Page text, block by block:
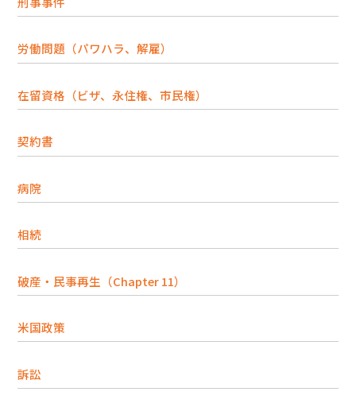
労働問題（パワハラ、解雇）
在留資格（ビザ、永住権、市民権）
契約書
病院
相続
破産・民事再生（Chapter 11）
米国政策
訴訟